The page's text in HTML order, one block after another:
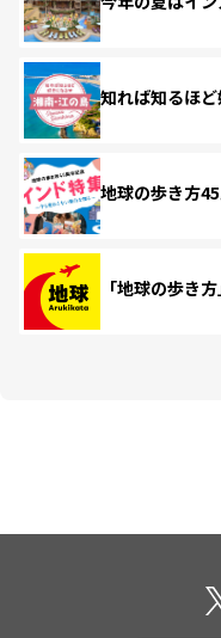
知れば知るほ
地球の歩き方
「地球の歩き